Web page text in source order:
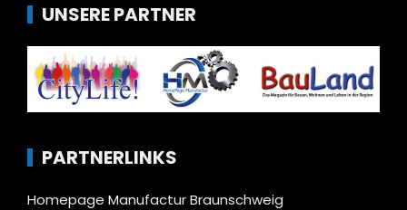
UNSERE PARTNER
PARTNERLINKS
Homepage Manufactur Braunschweig